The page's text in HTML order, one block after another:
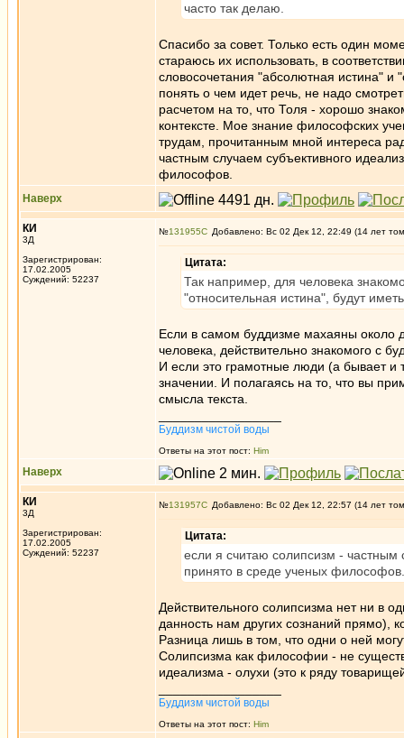
часто так делаю.
Спасибо за совет. Только есть один
стараюсь их использовать, в
словосочетания "абсолютная истина" и
понять о чем идет речь, не надо
расчетом на то, что Толя - хорошо
контексте. Мое знание философских
трудам, прочитанным мной интереса
частным случаем субъективного
философов.
Наверх
КИ
3Д
Зарегистрирован:
17.02.2005
Суждений: 52237
№131955 Добавлено: Вс 02 Дек 12, 22:49 (14 лет
Цитата:
Так например, для человека
"относительная истина", будут
Если в самом буддизме махаяны около
человека, действительно знакомого с
И если это грамотные люди (а бывает и
значении. И полагаясь на то, что вы
смысла текста.
Буддизм чистой воды
Ответы на этот пост: Him
Наверх
КИ
3Д
Зарегистрирован:
17.02.2005
Суждений: 52237
№131957 Добавлено: Вс 02 Дек 12, 22:57 (14 лет
Цитата:
если я считаю солипсизм - частным
принято в среде ученых философов.
Действительного солипсизма нет ни в
данность нам других сознаний прямо),
Разница лишь в том, что одни о ней
Солипсизма как философии - не
идеализма - олухи (это к ряду
Буддизм чистой воды
Ответы на этот пост: Him